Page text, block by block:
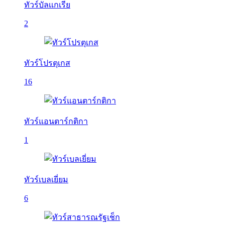
ทัวร์บัลเเกเรีย
2
ทัวร์โปรตุเกส
16
ทัวร์แอนตาร์กติกา
1
ทัวร์เบลเยี่ยม
6